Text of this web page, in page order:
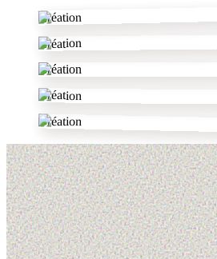
Création
Création
Création
Création
Création